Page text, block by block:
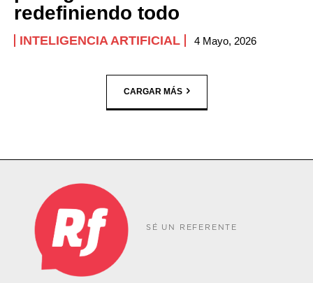
redefiniendo todo
INTELIGENCIA ARTIFICIAL 4 Mayo, 2026
CARGAR MÁS
SÉ UN REFERENTE